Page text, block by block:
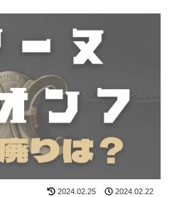
2024.02.25 2024.02.22